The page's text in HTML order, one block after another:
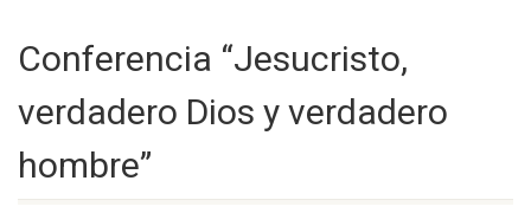
Conferencia “Jesucristo,
verdadero Dios y verdadero
hombre”